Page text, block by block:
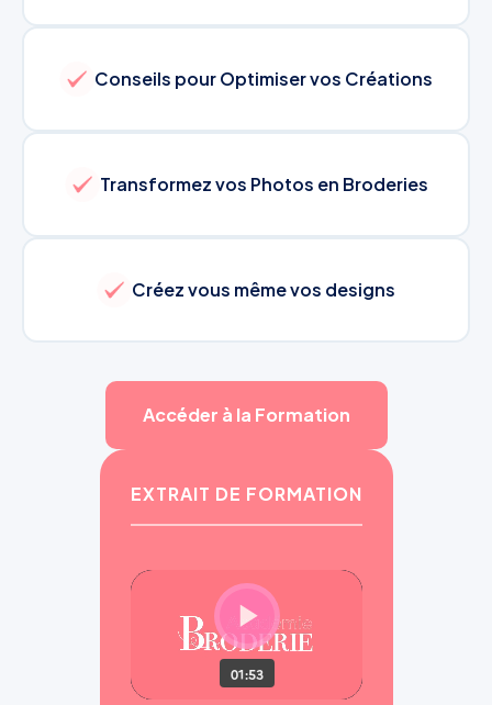
Conseils pour Optimiser vos Créations
Transformez vos Photos en Broderies
Créez vous même vos designs
Accéder à la Formation
EXTRAIT DE FORMATION